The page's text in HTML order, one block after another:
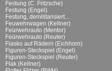
Festung (C. Fritzsche)
Festung (Engel)
Festung, demilitarisiert...
Feuwehrwagen (Kellner)
Feürwehrauto (Mentor)
Feürwehrauto (Reuter)
Fiasko auf Rädern (Eichhorn)
Figuren-Steckspiel (Engel)
Figuren-Steckspiel (Reuter)
Flak (Kellner)